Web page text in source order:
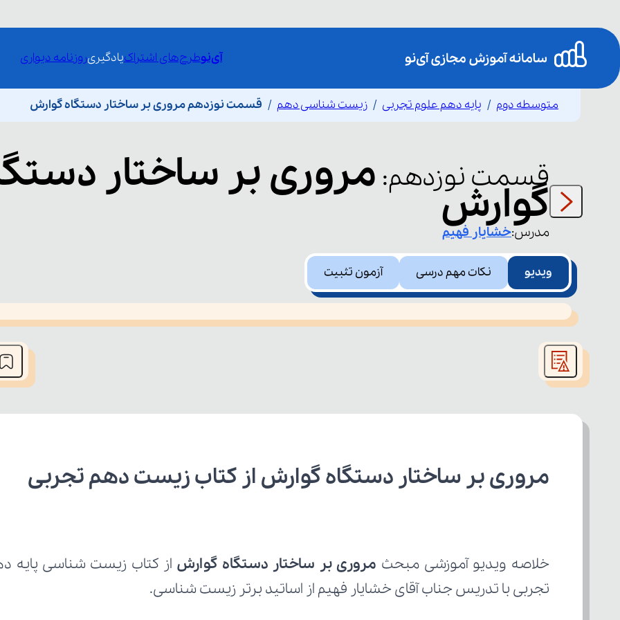
آی‌نوطرح‌های اشتراکیادگیریروزنامه دیواری
متوسطه دوم پایه دهم علوم تجربی زیست شناسی دهم قسمت نوزدهم مروری بر ساختار دستگاه گوارش
قسمت نوزدهم: مروری بر ساختار
گوارش
مدرس:خشایار فهیم
ویدیو نکات مهم درسی آزمون تثبیت
This
is
window.
مروری بر ساختار دستگاه گوارش از کتاب زیست دهم تجربی
خلاصه ویدیو آموزشی مبحث مروری بر ساختار دستگاه گوارش
تجربی با تدریس جناب آقای خشایار فهیم از اساتید برتر زیست شناسی.